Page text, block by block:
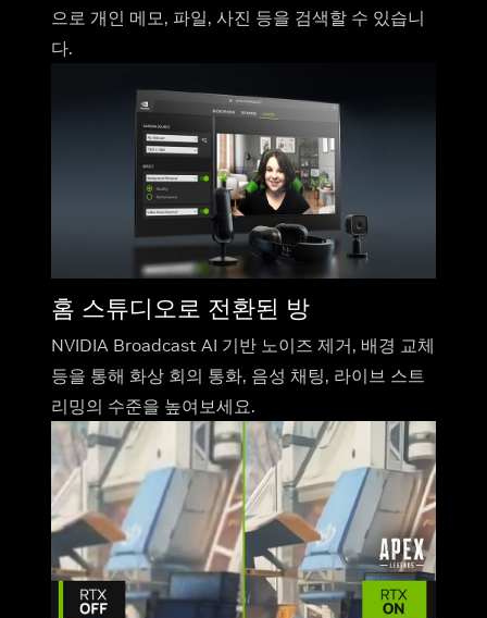
으로 개인 메모, 파일, 사진 등을 검색할 수 있습니
다.
홈 스튜디오로 전환된 방
NVIDIA Broadcast AI 기반 노이즈 제거, 배경 교체
등을 통해 화상 회의 통화, 음성 채팅, 라이브 스트
리밍의 수준을 높여보세요.